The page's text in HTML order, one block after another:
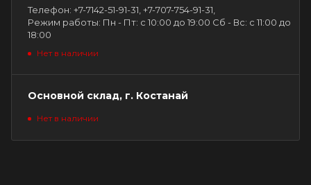
Телефон: +7-7142-51-91-31, +7-707-754-91-31,
Режим работы: Пн - Пт: с 10:00 до 19:00 Сб - Вс: с 11:00 до
18:00
Нет в наличии
Основной склад, г. Костанай
Нет в наличии